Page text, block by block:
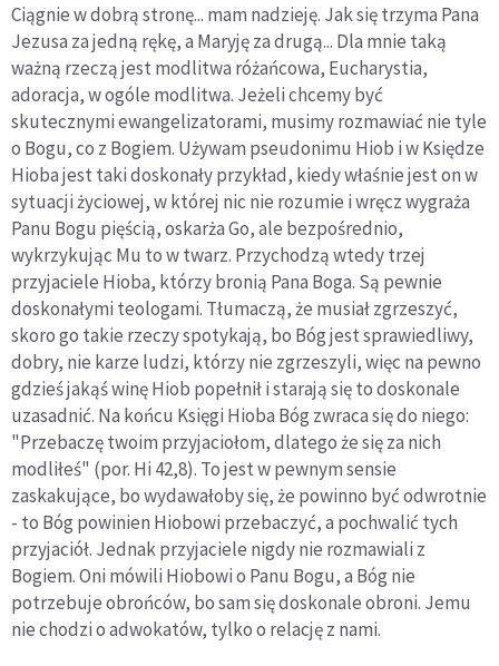
Ciągnie w dobrą stronę... mam nadzieję. Jak się trzyma Pana
Jezusa za jedną rękę, a Maryję za drugą... Dla mnie taką
ważną rzeczą jest modlitwa różańcowa, Eucharystia,
adoracja, w ogóle modlitwa. Jeżeli chcemy być
skutecznymi ewangelizatorami, musimy rozmawiać nie tyle
o Bogu, co z Bogiem. Używam pseudonimu Hiob i w Księdze
Hioba jest taki doskonały przykład, kiedy właśnie jest on w
sytuacji życiowej, w której nic nie rozumie i wręcz wygraża
Panu Bogu pięścią, oskarża Go, ale bezpośrednio,
wykrzykując Mu to w twarz. Przychodzą wtedy trzej
przyjaciele Hioba, którzy bronią Pana Boga. Są pewnie
doskonałymi teologami. Tłumaczą, że musiał zgrzeszyć,
skoro go takie rzeczy spotykają, bo Bóg jest sprawiedliwy,
dobry, nie karze ludzi, którzy nie zgrzeszyli, więc na pewno
gdzieś jakąś winę Hiob popełnił i starają się to doskonale
uzasadnić. Na końcu Księgi Hioba Bóg zwraca się do niego:
"Przebaczę twoim przyjaciołom, dlatego że się za nich
modliłeś" (por. Hi 42,8). To jest w pewnym sensie
zaskakujące, bo wydawałoby się, że powinno być odwrotnie
- to Bóg powinien Hiobowi przebaczyć, a pochwalić tych
przyjaciół. Jednak przyjaciele nigdy nie rozmawiali z
Bogiem. Oni mówili Hiobowi o Panu Bogu, a Bóg nie
potrzebuje obrońców, bo sam się doskonale obroni. Jemu
nie chodzi o adwokatów, tylko o relację z nami.